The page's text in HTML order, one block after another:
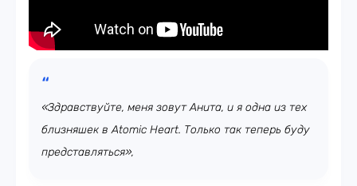
«Здравствуйте, меня зовут Анита, и я одна из тех
близняшек в Atomic Heart. Только так теперь буду
представляться»,